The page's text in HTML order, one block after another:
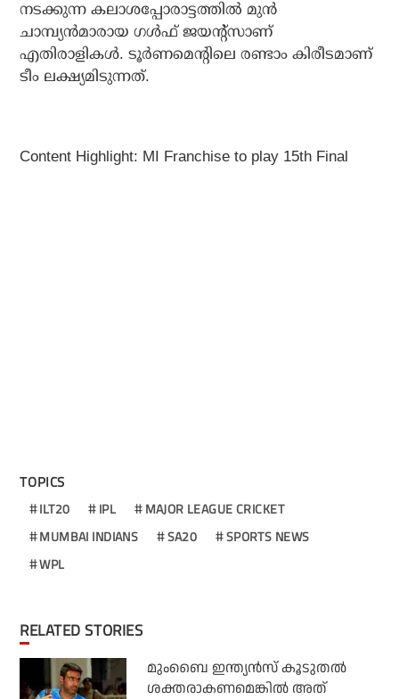
നടക്കുന്ന കലാശപ്പോരാട്ടത്തില്‍ മുന്‍
ചാമ്പ്യന്‍മാരായ ഗള്‍ഫ് ജയന്റ്‌സാണ്
എതിരാളികള്‍. ടൂര്‍ണമെന്റിലെ രണ്ടാം കിരീടമാണ്
ടീം ലക്ഷ്യമിടുന്നത്.
Content Highlight: MI Franchise to play 15th Final
TOPICS
ILT20 IPL
MAJOR LEAGUE CRICKET
MUMBAI INDIANS
SA20
SPORTS NEWS
WPL
RELATED STORIES
മുംബൈ ഇന്ത്യന്‍സ് കൂടുതല്‍
ശക്തരാകണമെങ്കില്‍ അത്